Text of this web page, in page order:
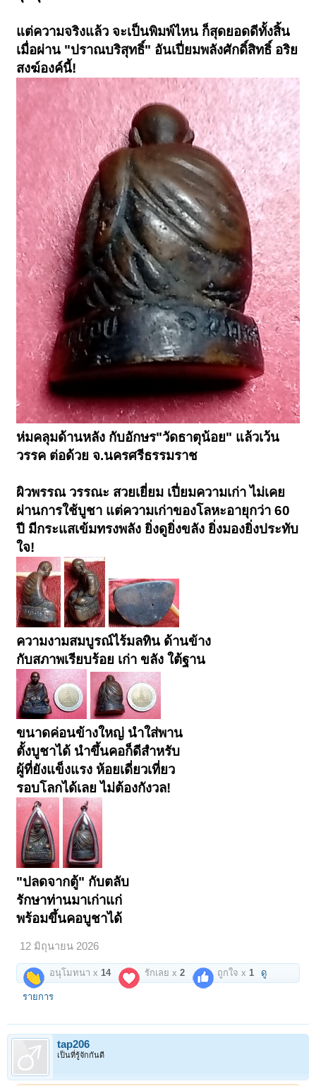
แต่ความจริงแล้ว จะเป็นพิมพ์ไหน ก็สุดยอดดีทั้งสิ้น
เมื่อผ่าน "ปราณบริสุทธิ์" อันเปี่ยมพลังศักดิ์สิทธิ์ อริย
สงฆ์องค์นี้!
ห่มคลุมด้านหลัง กับอักษร"วัดธาตุน้อย" แล้วเว้น
วรรค ต่อด้วย จ.นครศรีธรรมราช
ผิวพรรณ วรรณะ สวยเยี่ยม เปี่ยมความเก่า ไม่เคย
ผ่านการใช้บูชา แต่ความเก่าของโลหะอายุกว่า 60
ปี มีกระแสเข้มทรงพลัง ยิ่งดูยิ่งขลัง ยิ่งมองยิ่งประทับ
ใจ!
ความงามสมบูรณ์ไร้มลทิน ด้านข้าง
กับสภาพเรียบร้อย เก่า ขลัง ใต้ฐาน
ขนาดค่อนข้างใหญ่ นำใส่พาน
ตั้งบูชาได้ นำขึ้นคอก็ดีสำหรับ
ผู้ที่ยังแข็งแรง ห้อยเดี่ยวเที่ยว
รอบโลกได้เลย ไม่ต้องกังวล!
"ปลดจากตู้" กับตลับ
รักษาท่านมาเก่าแก่
พร้อมขึ้นคอบูชาได้
12 มิถุนายน 2026
อนุโมทนา x 14 รักเลย x2 ถูกใจ x 1 ดู
รายการ
tap206
เป็นที่รู้จักกันดี
< ย้อนกลับ 4182 4183